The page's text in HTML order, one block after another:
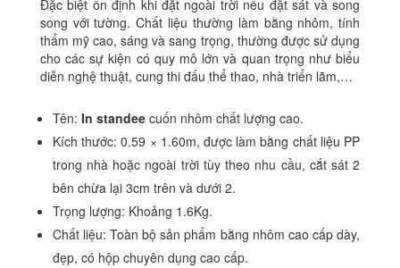
Đặc biệt ổn định khi đặt ngoài trời nếu đặt sát và song
song với tường. Chất liệu thường làm bằng nhôm, tính
thẩm mỹ cao, sáng và sang trọng, thường được sử dụng
cho các sự kiện có quy mô lớn và quan trọng như biểu
diễn nghệ thuật, cung thi đấu thể thao, nhà triển lãm,…
Tên: In standeecuốn nhôm chất lượng cao.
Kích thước: 0.59 × 1.60m, được làm bằng chất liệu PP
trong nhà hoặc ngoài trời tùy theo nhu cầu, cắt sát 2
bên chừa lại 3cm trên và dưới 2.
Trọng lượng: Khoảng 1.6Kg.
Chất liệu: Toàn bộ sản phẩm bằng nhôm cao cấp dày,
đẹp, có hộp chuyên dụng cao cấp.